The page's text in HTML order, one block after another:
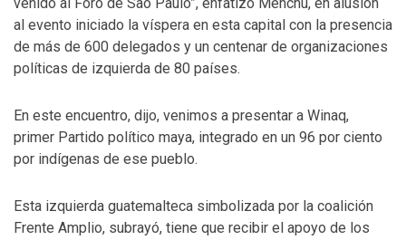
al evento iniciado la víspera en esta capital con la presencia
de más de 600 delegados y un centenar de organizaciones
políticas de izquierda de 80 países.
En este encuentro, dijo, venimos a presentar a Winaq,
primer Partido político maya, integrado en un 96 por ciento
por indígenas de ese pueblo.
Esta izquierda guatemalteca simbolizada por la coalición
Frente Amplio, subrayó, tiene que recibir el apoyo de los